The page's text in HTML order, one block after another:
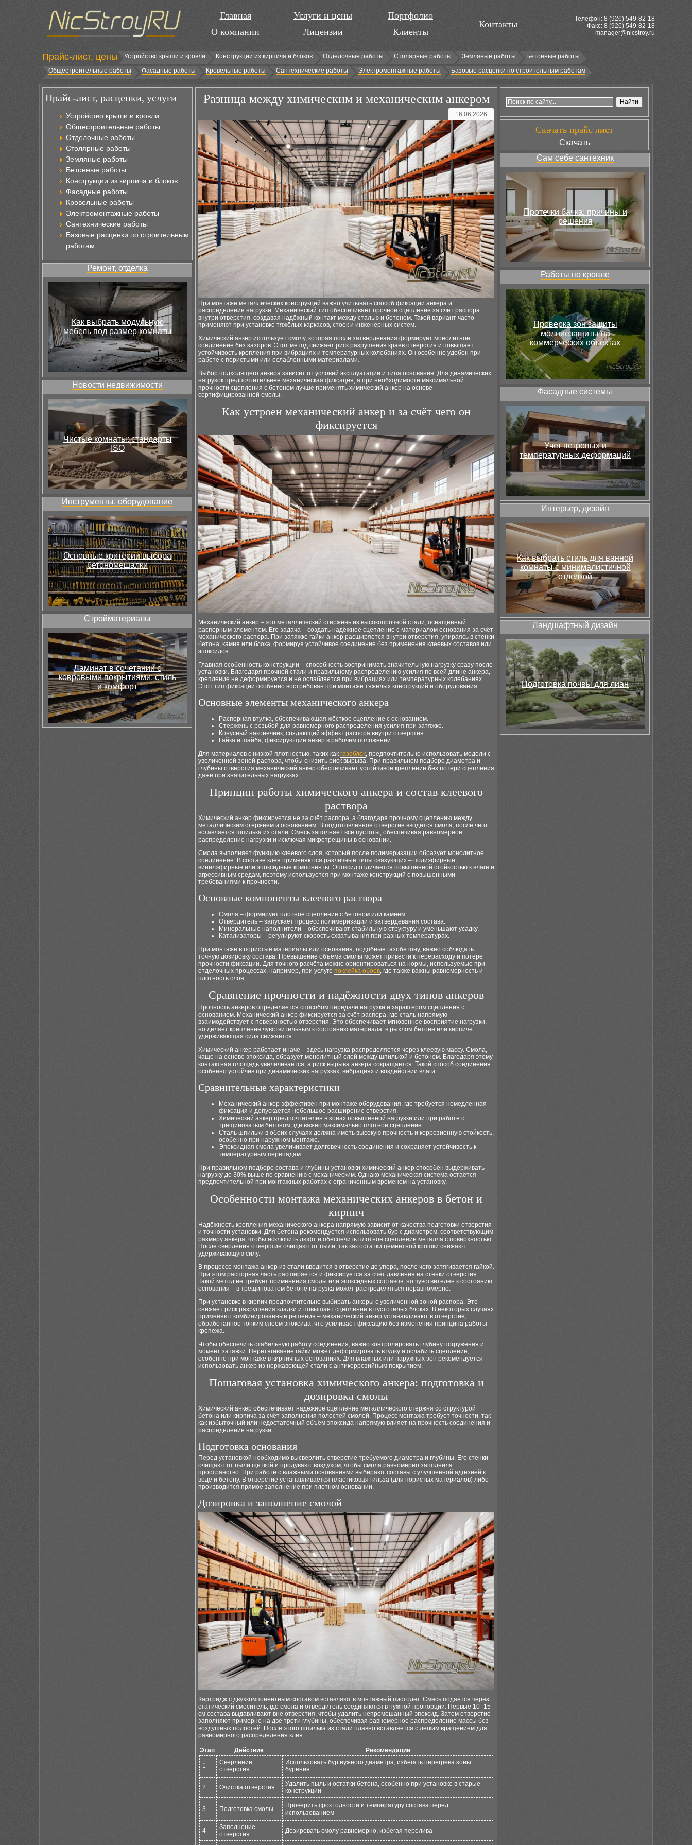
Главная
О компании
Услуги и цены
Лицензии
Портфолио
Клиенты
Контакты
Телефон: 8 (926) 549-82-18
Факс: 8 (926) 549-82-18
manager@nicstroy.ru
Прайс-лист, цены Устройство крыши и кровли Конструкции из кирпича и блоков Отделочные работы Столярные работы Земляные работы
Бетонные работы
Общестроительные работы
Фасадные работы Кровельные работы Сантехнические работы Электромонтажные работы Базовые расценки по строительным работам
Прайс-лист, расценки, услуги
Устройство крыши и кровли
Общестроительные работы
Отделочные работы
Столярные работы
Земляные работы
Бетонные работы
Конструкции из кирпича и блоков
Фасадные работы
Кровельные работы
Электромонтажные работы
Сантехнические работы
Базовые расценки по строительным
работам
Ремонт, отделка
Как выбрать модульную
мебель под размер комнаты
Новости недвижимости
Чистые комнаты: стандарты
ISO
Инструменты, оборудование
Основные критерии выбора
бетономешалки
Стройматериалы
Ламинат в сочетании с
ковровыми покрытиями: стиль
и комфорт
Разница между химическим и механическим анкером
16.06.2026
При монтаже металлических конструкций важно учитывать способ фиксации анкера и
распределение нагрузки. Механический тип обеспечивает прочное сцепление за счёт распора
внутри отверстия, создавая надёжный контакт между сталью и бетоном. Такой вариант часто
применяют при установке тяжёлых каркасов, стоек и инженерных систем.
Химический анкер использует смолу, которая после затвердевания формирует монолитное
соединение без зазоров. Этот метод снижает риск разрушения краёв отверстия и повышает
устойчивость крепления при вибрациях и температурных колебаниях. Он особенно удобен при
работе с пористыми или ослабленными материалами.
Выбор подходящего анкера зависит от условий эксплуатации и типа основания. Для динамических
нагрузок предпочтительнее механическая фиксация, а при необходимости максимальной
прочности сцепления с бетоном лучше применять химический анкер на основе
сертифицированной смолы.
Как устроен механический анкер и за счёт чего он
фиксируется
Механический анкер – это металлический стержень из высокопрочной стали, оснащённый
распорным элементом. Его задача – создать надёжное сцепление с материалом основания за счёт
механического распора. При затяжке гайки анкер расширяется внутри отверстия, упираясь в стенки
бетона, камня или блока, формируя устойчивое соединение без применения клеевых составов или
эпоксидов.
Главная особенность конструкции – способность воспринимать значительную нагрузку сразу после
установки. Благодаря прочной стали и правильному распределению усилия по всей длине анкера,
крепление не деформируется и не ослабляется при вибрациях или температурных колебаниях.
Этот тип фиксации особенно востребован при монтаже тяжёлых конструкций и оборудования.
Основные элементы механического анкера
Распорная втулка, обеспечивающая жёсткое сцепление с основанием.
Стержень с резьбой для равномерного распределения усилия при затяжке.
Конусный наконечник, создающий эффект распора внутри отверстия.
Гайка и шайба, фиксирующие анкер в рабочем положении.
Для материалов с низкой плотностью, таких как газоблок, предпочтительно использовать модели с
увеличенной зоной распора, чтобы снизить риск вырыва. При правильном подборе диаметра и
глубины отверстия механический анкер обеспечивает устойчивое крепление без потери сцепления
даже при значительных нагрузках.
Принцип работы химического анкера и состав клеевого
раствора
Химический анкер фиксируется не за счёт распора, а благодаря прочному сцеплению между
металлическим стержнем и основанием. В подготовленное отверстие вводится смола, после чего
вставляется шпилька из стали. Смесь заполняет все пустоты, обеспечивая равномерное
распределение нагрузки и исключая микротрещины в основании.
Смола выполняет функцию клеевого слоя, который после полимеризации образует монолитное
соединение. В составе клея применяются различные типы связующих – полиэфирные,
винилэфирные или эпоксидные компоненты. Эпоксид отличается повышенной стойкостью к влаге и
агрессивным средам, поэтому используется при монтаже конструкций с повышенными
требованиями к прочности.
Основные компоненты клеевого раствора
Смола – формирует плотное сцепление с бетоном или камнем.
Отвердитель – запускает процесс полимеризации и затвердевания состава.
Минеральные наполнители – обеспечивают стабильную структуру и уменьшают усадку.
Катализаторы – регулируют скорость схватывания при разных температурах.
При монтаже в пористые материалы или основания, подобные газобетону, важно соблюдать
точную дозировку состава. Превышение объёма смолы может привести к перерасходу и потере
прочности фиксации. Для точного расчёта можно ориентироваться на нормы, используемые при
отделочных процессах, например, при услуге поклейка обоев, где также важны равномерность и
плотность слоя.
Сравнение прочности и надёжности двух типов анкеров
Прочность анкеров определяется способом передачи нагрузки и характером сцепления с
основанием. Механический анкер фиксируется за счёт распора, где сталь напрямую
взаимодействует с поверхностью отверстия. Это обеспечивает мгновенное восприятие нагрузки,
но делает крепление чувствительным к состоянию материала: в рыхлом бетоне или кирпиче
удерживающая сила снижается.
Химический анкер работает иначе – здесь нагрузка распределяется через клеевую массу. Смола,
чаще на основе эпоксида, образует монолитный слой между шпилькой и бетоном. Благодаря этому
контактная площадь увеличивается, а риск вырыва анкера сокращается. Такой способ соединения
особенно устойчив при динамических нагрузках, вибрациях и воздействии влаги.
Сравнительные характеристики
Механический анкер эффективен при монтаже оборудования, где требуется немедленная
фиксация и допускается небольшое расширение отверстия.
Химический анкер предпочтителен в зонах повышенной нагрузки или при работе с
трещиноватым бетоном, где важно максимально плотное сцепление.
Сталь шпильки в обоих случаях должна иметь высокую прочность и коррозионную стойкость,
особенно при наружном монтаже.
Эпоксидная смола увеличивает долговечность соединения и сохраняет устойчивость к
температурным перепадам.
При правильном подборе состава и глубины установки химический анкер способен выдерживать
нагрузку до 30% выше по сравнению с механическим. Однако механическая система остаётся
предпочтительной при монтажных работах с ограниченным временем на установку.
Особенности монтажа механических анкеров в бетон и
кирпич
Надёжность крепления механического анкера напрямую зависит от качества подготовки отверстия
и точности установки. Для бетона рекомендуется использовать бур с диаметром, соответствующим
размеру анкера, чтобы исключить люфт и обеспечить плотное сцепление металла с поверхностью.
После сверления отверстие очищают от пыли, так как остатки цементной крошки снижают
удерживающую силу.
В процессе монтажа анкер из стали вводится в отверстие до упора, после чего затягивается гайкой.
При этом распорная часть расширяется и фиксируется за счёт давления на стенки отверстия.
Такой метод не требует применения смолы или эпоксидных составов, но чувствителен к состоянию
основания – в трещиноватом бетоне нагрузка может распределяться неравномерно.
При установке в кирпич предпочтительно выбирать анкеры с увеличенной зоной распора. Это
снижает риск разрушения кладки и повышает сцепление в пустотелых блоках. В некоторых случаях
применяют комбинированные решения – механический анкер устанавливают в отверстие,
обработанное тонким слоем эпоксида, что усиливает фиксацию без изменения принципа работы
крепежа.
Чтобы обеспечить стабильную работу соединения, важно контролировать глубину погружения и
момент затяжки. Перетягивание гайки может деформировать втулку и ослабить сцепление,
особенно при монтаже в кирпичных основаниях. Для влажных или наружных зон рекомендуется
использовать анкер из нержавеющей стали с антикоррозийным покрытием.
Пошаговая установка химического анкера: подготовка и
дозировка смолы
Химический анкер обеспечивает надёжное сцепление металлического стержня со структурой
бетона или кирпича за счёт заполнения полостей смолой. Процесс монтажа требует точности, так
как избыточный или недостаточный объём эпоксида напрямую влияет на прочность соединения и
распределение нагрузки.
Подготовка основания
Перед установкой необходимо высверлить отверстие требуемого диаметра и глубины. Его стенки
очищают от пыли щёткой и продувают воздухом, чтобы смола равномерно заполнила
пространство. При работе с влажными основаниями выбирают составы с улучшенной адгезией к
воде и бетону. В отверстие устанавливается пластиковая гильза (для пористых материалов) либо
производится прямое заполнение при плотном основании.
Дозировка и заполнение смолой
Картридж с двухкомпонентным составом вставляют в монтажный пистолет. Смесь подаётся через
статический смеситель, где смола и отвердитель соединяются в нужной пропорции. Первые 10–15
см состава выдавливают вне отверстия, чтобы удалить непромешанный эпоксид. Затем отверстие
заполняют примерно на две трети глубины, обеспечивая равномерное распределение массы без
воздушных полостей. После этого шпилька из стали плавно вставляется с лёгким вращением для
равномерного распределения клея.
Этап Действие Рекомендации
1
Сверление
отверстия
Использовать бур нужного диаметра, избегать перегрева зоны
бурения
2 Очистка отверстия
Удалить пыль и остатки бетона, особенно при установке в старые
конструкции
3 Подготовка смолы
Проверить срок годности и температуру состава перед
использованием
4
Заполнение
отверстия
Дозировать смолу равномерно, избегая перелива
Скачать прайс лист
Скачать
Сам себе сантехник
Протечки бачка: причины и
решения
Работы по кровле
Проверка зон защиты
молниезащиты на
коммерческих объектах
Фасадные системы
Учет ветровых и
температурных деформаций
Интерьер, дизайн
Как выбрать стиль для ванной
комнаты с минималистичной
отделкой
Ландшафтный дизайн
Подготовка почвы для лиан